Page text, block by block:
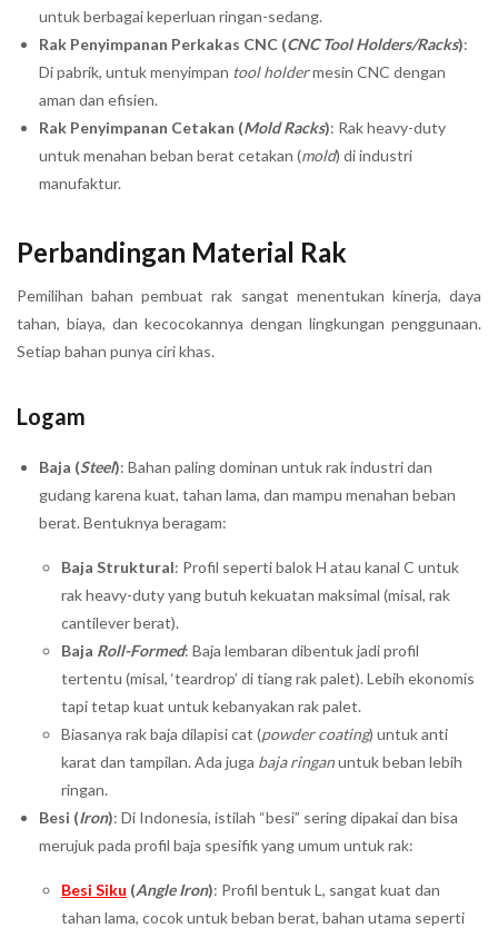
untuk berbagai keperluan ringan-sedang.
Rak Penyimpanan Perkakas CNC (CNC Tool Holders/Racks):
Di pabrik, untuk menyimpan tool holdermesin CNC dengan
aman dan efisien.
Rak Penyimpanan Cetakan (Mold Racks): Rak heavy-duty
untuk menahan beban berat cetakan (mold) di industri
manufaktur.
Perbandingan Material Rak
Pemilihan bahan pembuat rak sangat menentukan kinerja, daya
tahan, biaya, dan kecocokannya dengan lingkungan penggunaan.
Setiap bahan punya ciri khas.
Logam
Baja (Steel): Bahan paling dominan untuk rak industri dan
gudang karena kuat, tahan lama, dan mampu menahan beban
berat. Bentuknya beragam:
Baja Struktural: Profil seperti balok H atau kanal C untuk
rak heavy-duty yang butuh kekuatan maksimal (misal, rak
cantilever berat).
Baja Roll-Formed: Baja lembaran dibentuk jadi profil
tertentu (misal, ‘teardrop’ di tiang rak palet). Lebih ekonomis
tapi tetap kuat untuk kebanyakan rak palet.
Biasanya rak baja dilapisi cat (powder coating) untuk anti
karat dan tampilan. Ada juga baja ringanuntuk beban lebih
ringan.
Besi (Iron): Di Indonesia, istilah “besi” sering dipakai dan bisa
merujuk pada profil baja spesifik yang umum untuk rak:
Besi Siku (Angle Iron): Profil bentuk L, sangat kuat dan
tahan lama, cocok untuk beban berat, bahan utama seperti